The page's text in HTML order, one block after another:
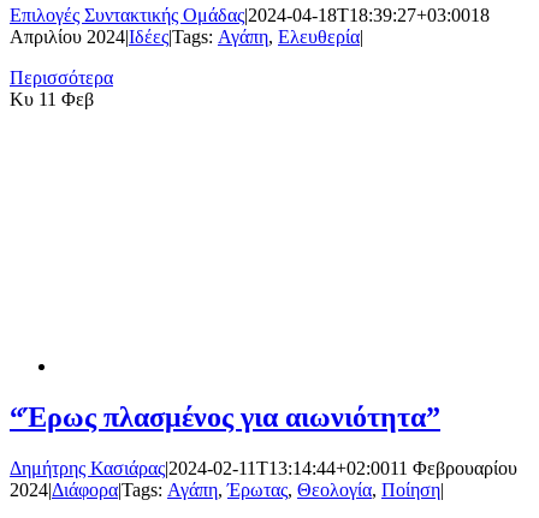
Επιλογές Συντακτικής Ομάδας|2024-04-18T18:39:27+03:0018
Απριλίου 2024|Ιδέες|Tags: Αγάπη, Ελευθερία|
Περισσότερα
Κυ 11 Φεβ
“Έρως πλασμένος για αιωνιότητα”
Δημήτρης Κασιάρας|2024-02-11T13:14:44+02:0011 Φεβρουαρίου
2024|Διάφορα|Tags: Αγάπη,Έρωτας, Θεολογία, Ποίηση|